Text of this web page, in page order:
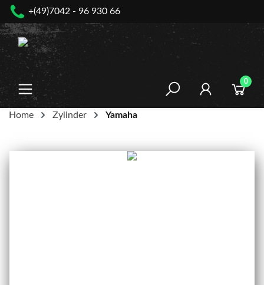
springen
+(49)7042 - 96 930 66
0
Home Zylinder Yamaha